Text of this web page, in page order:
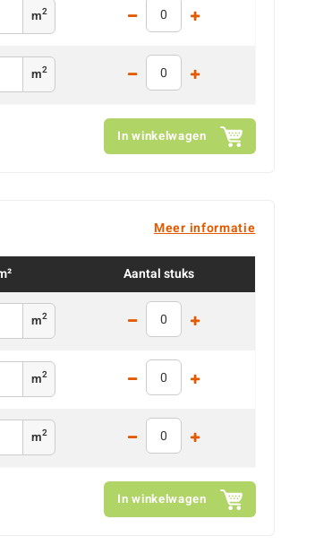
m2
m2
In winkelwagen
Meer informatie
Aantal stuks
m2
m2
m2
In winkelwagen